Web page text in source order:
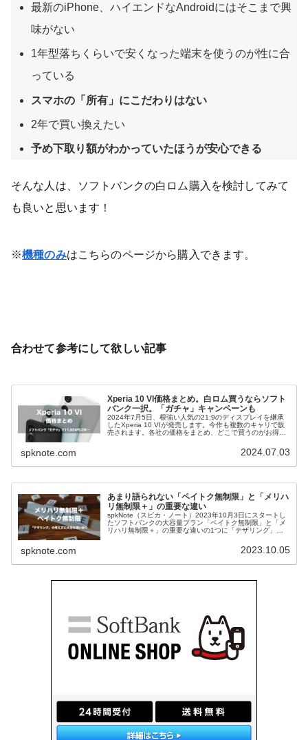
最新のiPhone、ハイエンドなAndroidにはそこまで興
味がない
1年型落ちくらいで安くなった端末を使うのが性に合
っている
スマホの「所有」にこだわりはない
2年で買い換えたい
予め下取り額がわかっていたほうが安心できる
そんな人は、ソフトバンクの白ロム購入を検討してみて
も良いと思います！
※機種のみはこちらのページから購入できます。
合わせて参考にして欲しい記事
Xperia 10 VI価格まとめ。白ロム買うならソフト
バンク一択。「ガチャ」キャンペーンも
2024年7月5日、根強い人気の21:9のディスプレイを継承
したXperia 10 VIが発売します。今作も複数のキャリで販
売されます。各社の価格をまとめ、どこで買うのがお得な
spknote.com 2024.07.03
あまり語られない「ペイトク無制限」と「メリハ
リ無制限＋」の重要な違い
spkNote（スピカ・ノート）2023年10月3日にスタートし
たソフトバンクの大容量プラン「ペイトク無制限」と「メ
リハリ無制限＋」の重要な違いの1つに「テザリング」関
spknote.com 2023.10.05